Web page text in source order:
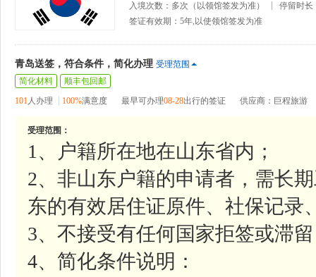
入境次数：多次（以领馆签发为准）
停留时长
签证有效期：5年,以使领馆签发为准
青岛送签，符合条件，简化办理 受理范围
简化材料
顺丰包回邮
101人办理 100%满意度 最早可办理08-28出行的签证 供应商：巨程旅游
受理范围：
1、户籍所在地在山东省内；
2、非山东户籍的申请者，需长
东的有效居住证原件、社保记录
3、不接受有任何国家拒签或滞
4、简化条件说明：